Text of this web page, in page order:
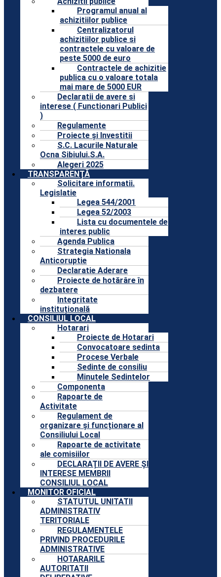
Programul anual al
achizitiilor publice
Centralizatorul
achizitiilor publice si
contractele cu valoare de
peste 5000 de euro
Contractele de achizitie
publica cu o valoare totala
mai mare de 5000 EUR
Declaratii de avere si
interese ( Functionari Publici
)
Regulamente
Proiecte și Investitii
S.C. Lacurile Naturale
Ocna Sibiului.S.A.
Alegeri 2025
TRANSPARENȚĂ
Solicitare informatii.
Legislatie
Legea 544/2001
Legea 52/2003
Lista cu documentele de
interes public
Agenda Publica
Strategia Nationala
Anticoruptie
Declaratie Aderare
Proiecte de hotărâre în
dezbatere
Integritate
instituțională
CONSILIUL LOCAL
Hotarari
Proiecte de Hotarari
Convocatoare sedinta
Procese Verbale
Sedinte de consiliu
Minutele Sedintelor
Componenta
Rapoarte de
Activitate
Regulament de
organizare și funcționare al
Consiliului Local
Rapoarte de activitate
ale comisiilor
DECLARAȚII DE AVERE ȘI
INTERESE MEMBRII
CONSILIUL LOCAL
MONITOR OFICIAL
STATUTUL UNITATII
ADMINISTRATIV
TERITORIALE
REGULAMENTELE
PRIVIND PROCEDURILE
ADMINISTRATIVE
HOTARARILE
AUTORITATII